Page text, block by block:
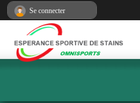
Se connecter
Panneau de gestion des cookies